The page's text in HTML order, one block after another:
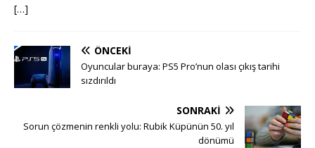
[…]
ÖNCEKI
Oyuncular buraya: PS5 Pro’nun olası çıkış tarihi
sızdırıldı
SONRAKI
Sorun çözmenin renkli yolu: Rubik Küpünün 50. yıl
dönümü